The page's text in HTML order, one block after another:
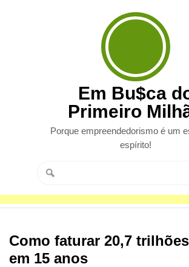
Em Bu$ca
Primeiro
Porque empreendedorismo é um
espírito!
Como faturar 20,7
em 15 anos